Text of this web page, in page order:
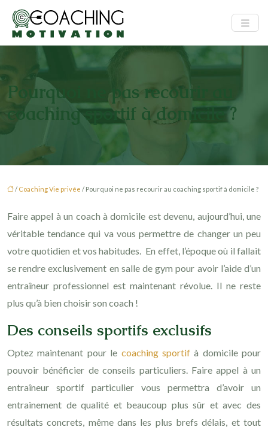
Pourquoi ne pas recourir au
coaching sportif à domicile ?
/ Coaching Vie privée / Pourquoi ne pas recourir au coaching sportif à domicile ?
Faire appel à un coach à domicile est devenu, aujourd’hui, une
véritable tendance qui va vous permettre de changer un peu
votre quotidien et vos habitudes. En effet, l’époque où il fallait
se rendre exclusivement en salle de gym pour avoir l’aide d’un
entraîneur professionnel est maintenant révolue. Il ne reste
plus qu’à bien choisir son coach !
Des conseils sportifs exclusifs
Optez maintenant pour le coaching sportifà domicile pour
pouvoir bénéficier de conseils particuliers. Faire appel à un
entraîneur sportif particulier vous permettra d’avoir un
entrainement de qualité et beaucoup plus sûr et avec des
résultats concrets, même dans les plus brefs délais, et tout